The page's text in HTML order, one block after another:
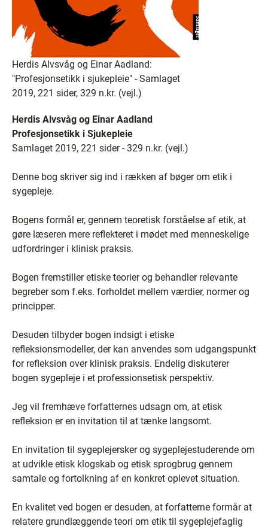
Herdis Alvsvåg og Einar Aadland:
"Profesjonsetikk i sjukepleie" - Samlaget
2019, 221 sider, 329 n.kr. (vejl.)
Herdis Alvsvåg og Einar Aadland
Profesjonsetikk i Sjukepleie
Samlaget 2019, 221 sider - 329 n.kr. (vejl.)
Denne bog skriver sig ind i rækken af bøger om etik i
sygepleje.
Bogens formål er, gennem teoretisk forståelse af etik, at
gøre læseren mere reflekteret i mødet med menneskelige
udfordringer i klinisk praksis.
Bogen fremstiller etiske teorier og behandler relevante
begreber som f.eks. forholdet mellem værdier, normer og
principper.
Desuden tilbyder bogen indsigt i etiske
refleksionsmodeller, der kan anvendes som udgangspunkt
for refleksion over klinisk praksis. Endelig diskuterer
bogen sygepleje i et professionsetisk perspektiv.
Jeg vil fremhæve forfatternes udsagn om, at etisk
refleksion er en invitation til at tænke langsomt.
En invitation til sygeplejersker og sygeplejestuderende om
at udvikle etisk klogskab og etisk sprogbrug gennem
samtale og fortolkning af en konkret oplevet situation.
En kvalitet ved bogen er desuden, at forfatterne formår at
relatere grundlæggende teori om etik til sygeplejefaglig